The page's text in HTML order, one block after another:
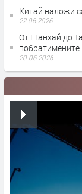
Китай наложи
22.06.2026
От Шанхай до
20.06.2026